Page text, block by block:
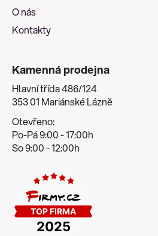
O nás
Kontakty
Kamenná prodejna
Hlavní třída 486/124
353 01 Mariánské Lázně
Otevřeno:
Po-Pá 9:00 - 17:00h
So 9:00 - 12:00h